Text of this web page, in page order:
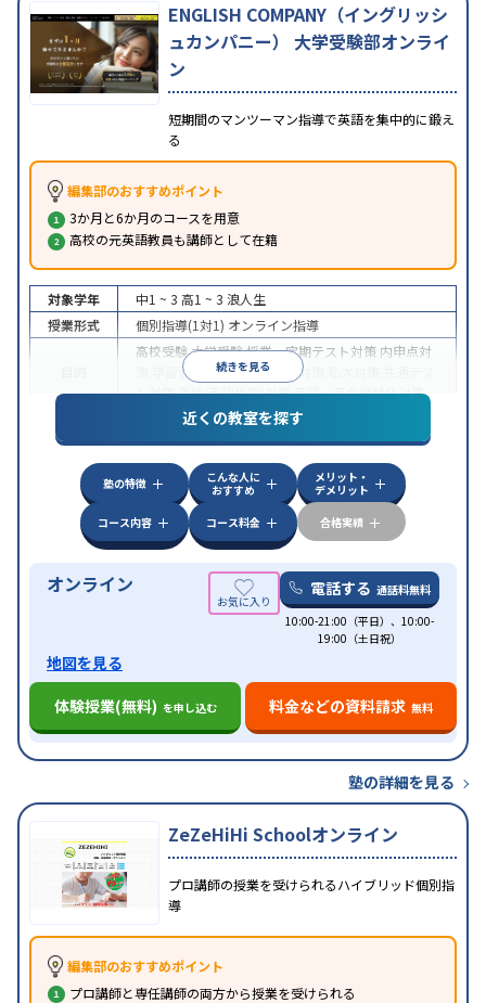
ENGLISH COMPANY（イングリッシ
ュカンパニー） 大学受験部オンライ
ン
短期間のマンツーマン指導で英語を集中的に鍛え
る
編集部のおすすめポイント
3か月と6か月のコースを用意
高校の元英語教員も講師として在籍
続きを見る
対象学年 中1 ~ 3 高1 ~ 3 浪人生
授業形式
個別指導(1対1) オンライン指導
高校受験大学受験授業・定期テスト対策 内申点対
学習習慣の定着国公立大対策
ト対策英検(英語検定)対策英語・英会話特化対策
特徴
中高一貫校生に対応授業の振替可能
学習にPC・タブレットを利用オンライン対応1
科目から受講可能
近くの教室を探す
塾の特徴
こんな人に
おすすめ
メリット・
デメリット
コース内容
コース料金 合格実績
オンライン 電話する 通話料無料
10:00-21:00（平日）、10:00-
19:00（土日祝）
地図を見る
体験授業(無料) を申し込む 料金などの資料請求 無料
塾の詳細を見る
ZeZeHiHi Schoolオンライン
プロ講師の授業を受けられるハイブリッド個別指
導
編集部のおすすめポイント
プロ講師と専任講師の両方から授業を受けられる